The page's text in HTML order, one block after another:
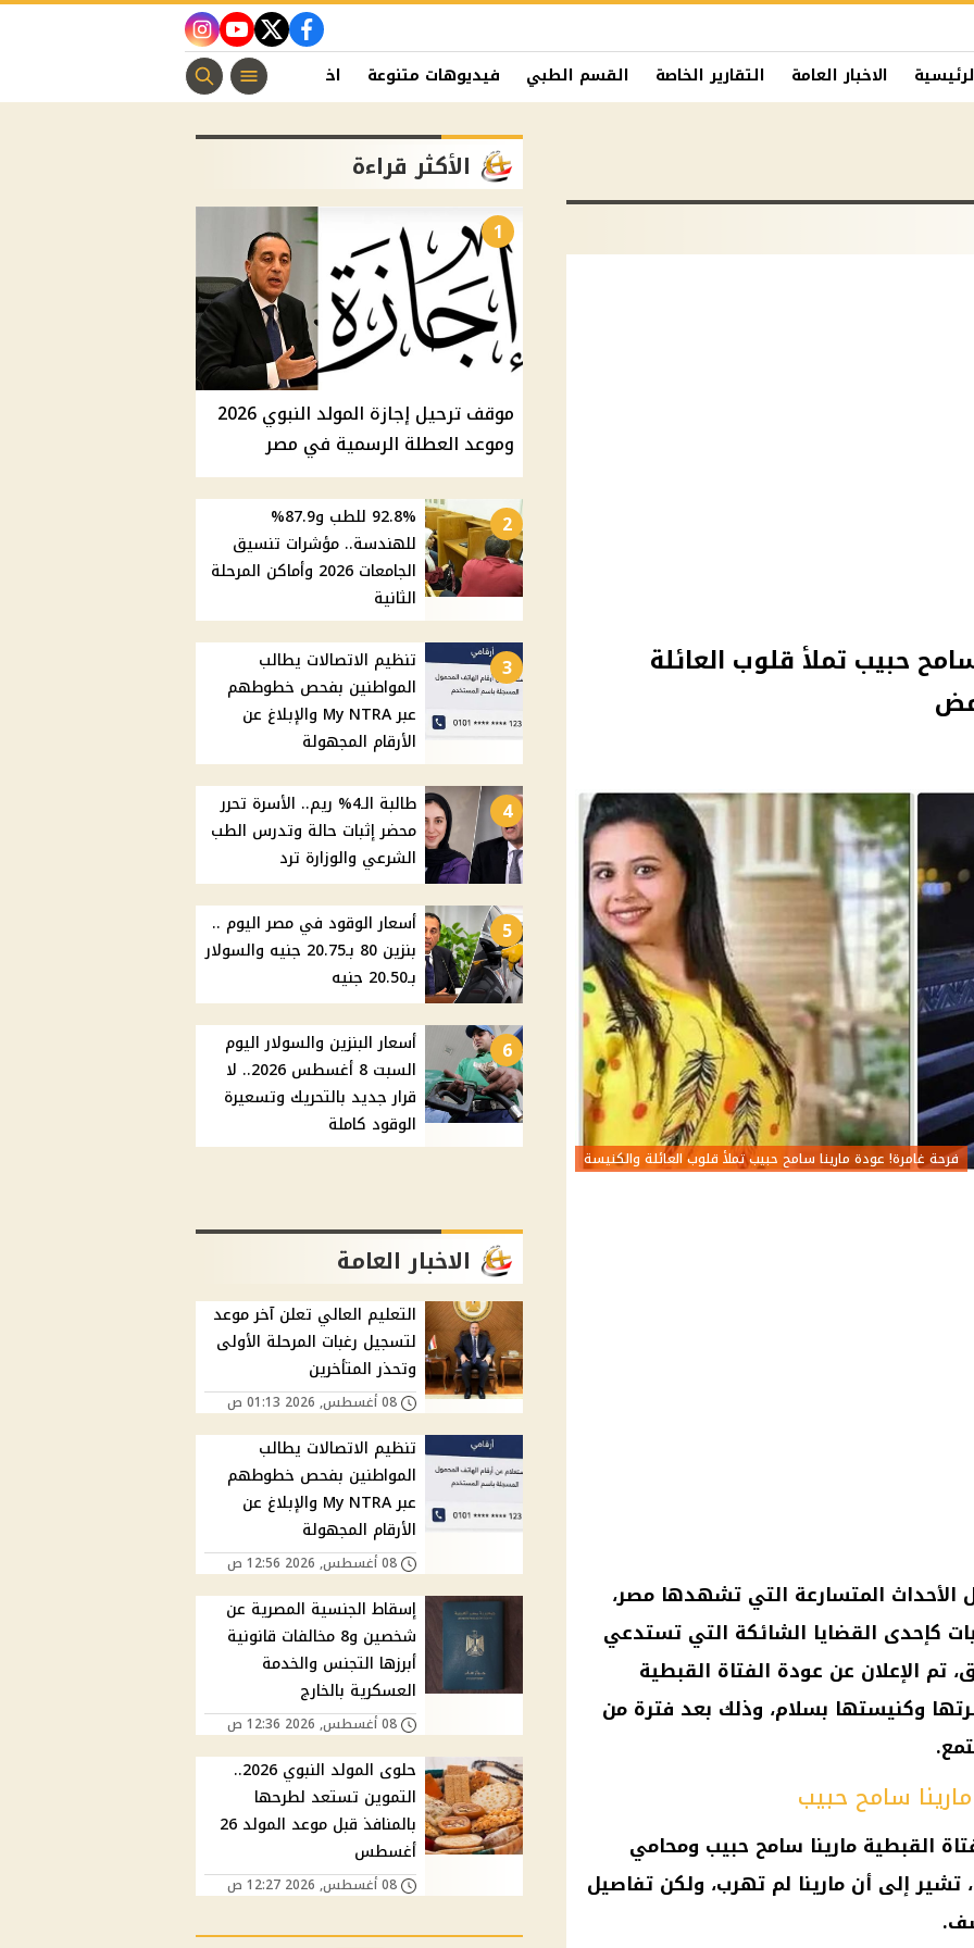
facebook
twitter
youtube
instagram
الاخبار العامة التقارير الخاصة القسم الطبي فيديوهات متنوعة اخبار الفن منوعات مسيحية
حبيب تملأ قلوب العائلة
فرحة غامرة! عودة مارينا سامح حبيب تملأ قلوب العائلة والكنيسة
المتسارعة التي تشهدها مصر،
كإحدى القضايا الشائكة التي تستدعي
تم الإعلان عن عودة الفتاة القبطية
وكنيستها بسلام، وذلك بعد فترة من
سامح حبيب
القبطية مارينا سامح حبيب ومحامي
تشير إلى أن مارينا لم تهرب، ولكن تفاصيل
الأكثر قراءة
1
موقف ترحيل إجازة المولد النبوي 2026
وموعد العطلة الرسمية في مصر
2
92.8% للطب و87.9%
للهندسة.. مؤشرات تنسيق
الجامعات 2026 وأماكن المرحلة
الثانية
3
تنظيم الاتصالات يطالب
المواطنين بفحص خطوطهم
عبر My NTRA والإبلاغ عن
الأرقام المجهولة
4
طالبة الـ4% ريم.. الأسرة تحرر
محضر إثبات حالة وتدرس الطب
الشرعي والوزارة ترد
5
أسعار الوقود في مصر اليوم ..
بنزين 80 بـ20.75 جنيه والسولار
بـ20.50 جنيه
6
أسعار البنزين والسولار اليوم
السبت 8 أغسطس 2026.. لا
قرار جديد بالتحريك وتسعيرة
الوقود كاملة
الاخبار العامة
التعليم العالي تعلن آخر موعد
لتسجيل رغبات المرحلة الأولى
وتحذر المتأخرين
08 أغسطس, 2026 01:13 ص
تنظيم الاتصالات يطالب
المواطنين بفحص خطوطهم
عبر My NTRA والإبلاغ عن
الأرقام المجهولة
08 أغسطس, 2026 12:56 ص
إسقاط الجنسية المصرية عن
شخصين و8 مخالفات قانونية
أبرزها التجنس والخدمة
العسكرية بالخارج
08 أغسطس, 2026 12:36 ص
حلوى المولد النبوي 2026..
التموين تستعد لطرحها
بالمنافذ قبل موعد المولد 26
أغسطس
08 أغسطس, 2026 12:27 ص